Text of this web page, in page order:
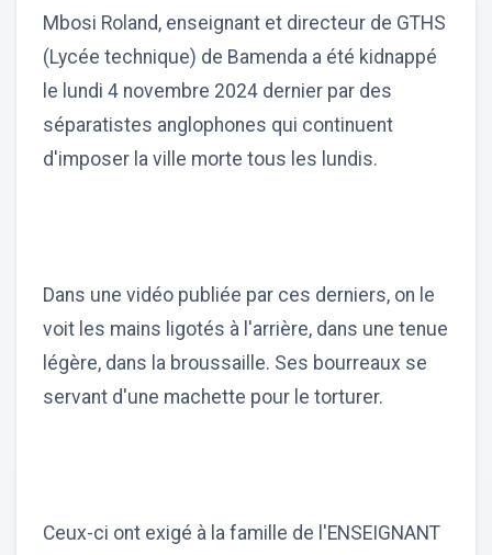
Mbosi Roland, enseignant et directeur de GTHS
(Lycée technique) de Bamenda a été kidnappé
le lundi 4 novembre 2024 dernier par des
séparatistes anglophones qui continuent
d'imposer la ville morte tous les lundis.
Dans une vidéo publiée par ces derniers, on le
voit les mains ligotés à l'arrière, dans une tenue
légère, dans la broussaille. Ses bourreaux se
servant d'une machette pour le torturer.
Ceux-ci ont exigé à la famille de l'ENSEIGNANT